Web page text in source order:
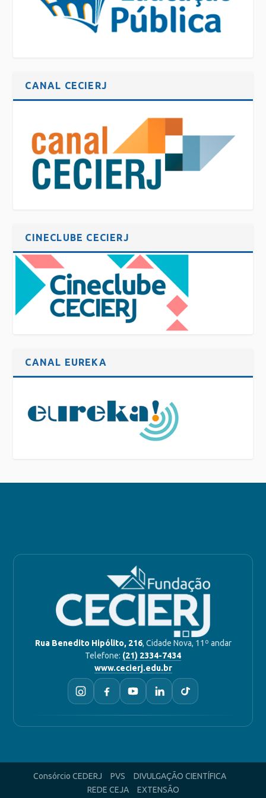
CANAL CECIERJ
CINECLUBE CECIERJ
CANAL EUREKA
Rua Benedito Hipólito, 216, Cidade Nova, 11º andar
Telefone: (21) 2334-7434
www.cecierj.edu.br
Consórcio CEDERJ PVS
DIVULGAÇÃO CIENTÍFICA
REDE CEJA
EXTENSÃO